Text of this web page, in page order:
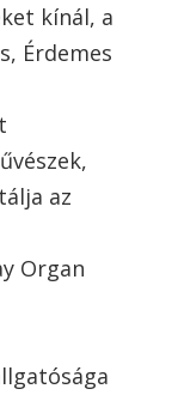
kínál, a
Érdemes
az
Organ